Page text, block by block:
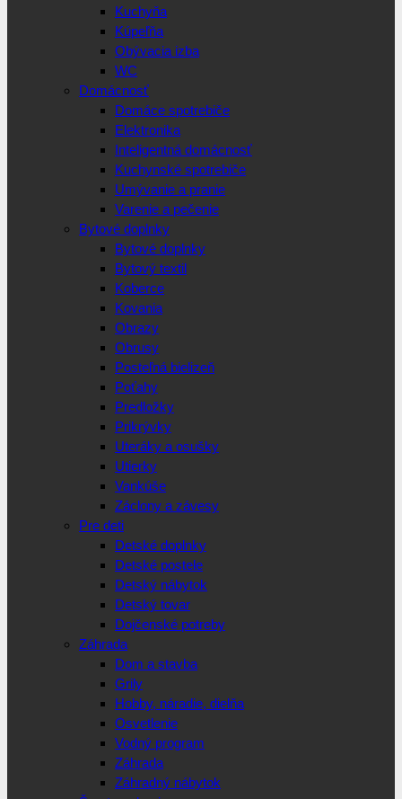
Kuchyňa
Kúpeľňa
Obývacia izba
WC
Domácnosť
Domáce spotrebiče
Elektronika
Inteligentná domácnosť
Kuchynské spotrebiče
Umývanie a pranie
Varenie a pečenie
Bytové doplnky
Bytové doplnky
Bytový textil
Koberce
Kovania
Obrazy
Obrusy
Posteľná bielizeň
Poťahy
Predložky
Prikrývky
Uteráky a osušky
Utierky
Vankúše
Záclony a závesy
Pre deti
Detské doplnky
Detské postele
Detský nábytok
Detský tovar
Dojčenské potreby
Záhrada
Dom a stavba
Grily
Hobby, náradie, dielňa
Osvetlenie
Vodný program
Záhrada
Záhradný nábytok